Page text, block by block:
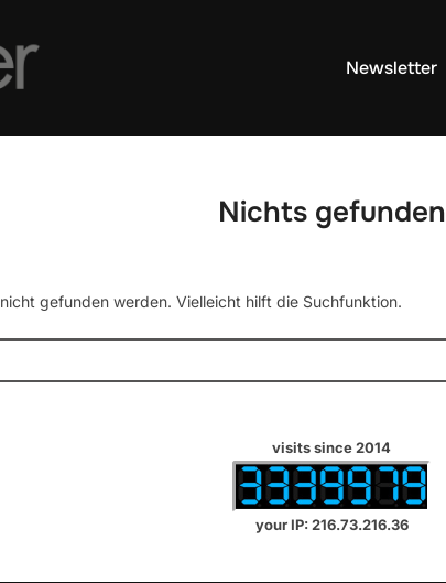
Newsletter
Nichts gefunden
gefunden werden. Vielleicht hilft die Suchfunktion.
visits since 2014
your IP: 216.73.216.36